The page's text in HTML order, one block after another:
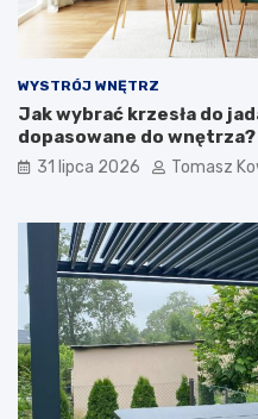
WYSTRÓJ WNĘTRZ
Jak wybrać krzesła do
dopasowane do wnętrza?
31 lipca 2026 Tomasz